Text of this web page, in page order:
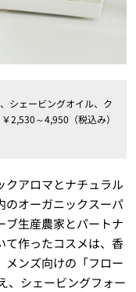
シェービングオイル、ク
2,530～4,950（税込み）
クアロマとナチュラル
のオーガニックスーパ
ブ生産農家とパートナ
て作ったコスメは、香
メンズ向けの「フロー
、シェービングフォー